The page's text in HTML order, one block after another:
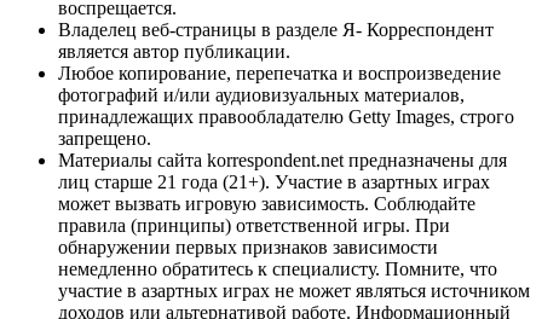
воспрещается.
Владелец веб-страницы в разделе Я- Корреспондент
является автор публикации.
Любое копирование, перепечатка и воспроизведение
фотографий и/или аудиовизуальных материалов,
принадлежащих правообладателю Getty Images, строго
запрещено.
Материалы сайта korrespondent.net предназначены для
лиц старше 21 года (21+). Участие в азартных играх
может вызвать игровую зависимость. Соблюдайте
правила (принципы) ответственной игры. При
обнаружении первых признаков зависимости
немедленно обратитесь к специалисту. Помните, что
участие в азартных играх не может являться источником
доходов или альтернативой работе. Информационный